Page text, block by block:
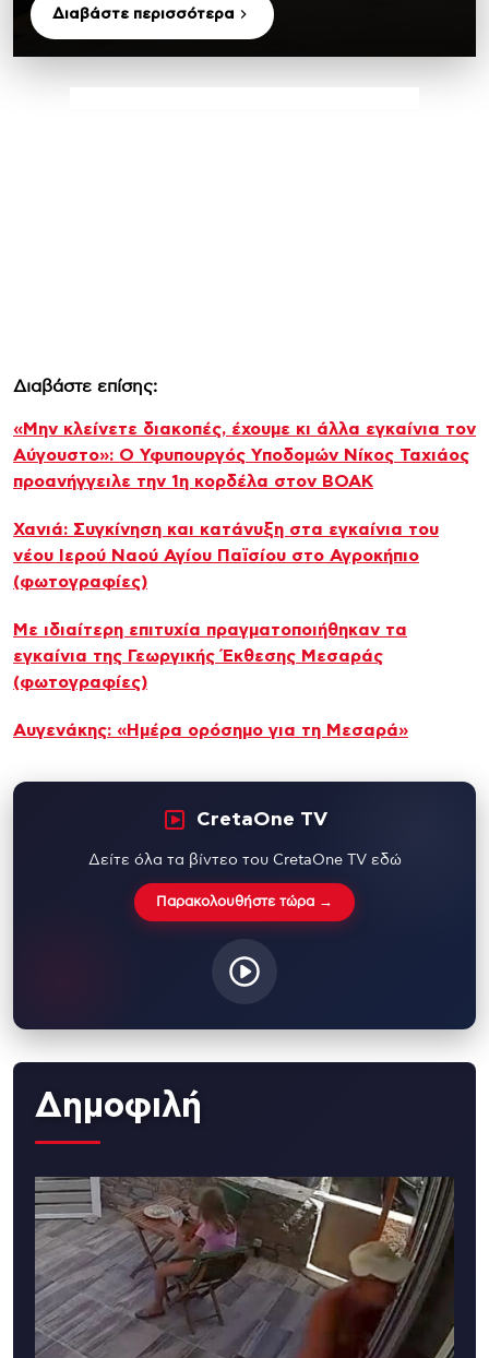
Διαβάστε περισσότερα
Διαβάστε επίσης:
«Μην κλείνετε διακοπές, έχουμε κι άλλα εγκαίνια τον
Αύγουστο»: Ο Υφυπουργός Υποδομών Νίκος Ταχιάος
προανήγγειλε την 1η κορδέλα στον ΒΟΑΚ
Χανιά: Συγκίνηση και κατάνυξη στα εγκαίνια του
νέου Ιερού Ναού Αγίου Παϊσίου στο Αγροκήπιο
(φωτογραφίες)
Με ιδιαίτερη επιτυχία πραγματοποιήθηκαν τα
εγκαίνια της Γεωργικής Έκθεσης Μεσαράς
(φωτογραφίες)
Αυγενάκης: «Ημέρα ορόσημο για τη Μεσαρά»
CretaOne TV
Δείτε όλα τα βίντεο του CretaOne TV εδώ
Παρακολουθήστε τώρα →
Δημοφιλή